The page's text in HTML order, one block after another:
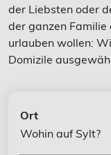
der Liebsten oder
der ganzen Familie
urlauben wollen:
Domizile
Ort
Wohin auf Sylt?